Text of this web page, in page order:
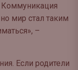
мир стал таким
–
Если родители